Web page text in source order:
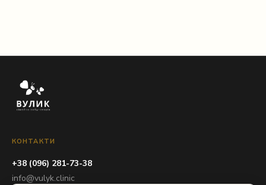
КОНТАКТИ
+38 (096) 281-73-38
info@vulyk.clinic